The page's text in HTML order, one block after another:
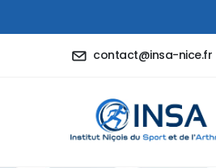
contact@insa-nice.fr